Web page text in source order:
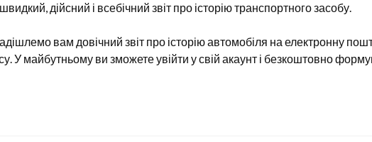
дійсний і всебічний звіт про історію транспортного засобу.
вам довічний звіт про історію автомобіля на електронну
У майбутньому ви зможете увійти у свій акаунт і безкоштовно